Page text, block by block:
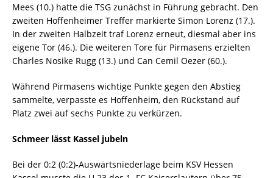
Mees (10.) hatte die TSG zunächst in Führung gebracht. Den
zweiten Hoffenheimer Treffer markierte Simon Lorenz (17.).
In der zweiten Halbzeit traf Lorenz erneut, diesmal aber ins
eigene Tor (46.). Die weiteren Tore für Pirmasens erzielten
Charles Nosike Rugg (13.) und Can Cemil Oezer (60.).
Während Pirmasens wichtige Punkte gegen den Abstieg
sammelte, verpasste es Hoffenheim, den Rückstand auf
Platz zwei auf sechs Punkte zu verkürzen.
Schmeer lässt Kassel jubeln
Bei der 0:2 (0:2)-Auswärtsniederlage beim KSV Hessen